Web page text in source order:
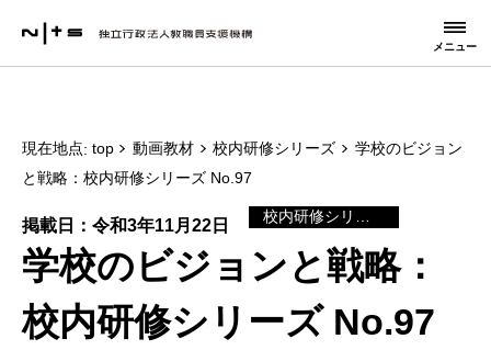
メニュー
現在地点 top 動画教材 校内研修シリーズ
学校のビジョン
と戦略：校内研修シリーズ No.97
掲載日：令和3年11月22日
学校のビジョンと戦略：
校内研修シリーズ No.97